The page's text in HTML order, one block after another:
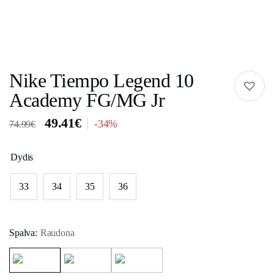
Nike Tiempo Legend 10
Academy FG/MG Jr
74.99€ 49.41€ -34%
Dydis
33 34 35 36
Spalva: Raudona